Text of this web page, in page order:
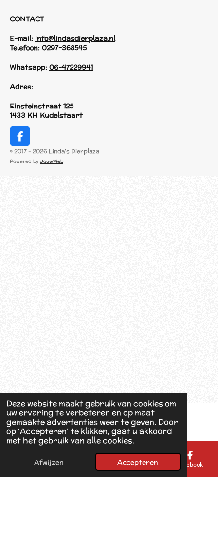
Deze website maakt gebruik van cookies om
uw ervaring te verbeteren en op maat
gemaakte advertenties weer te geven. Door
op ‘Accepteren’ te klikken, gaat u akkoord
met het gebruik van alle cookies.
Afwijzen Accepteren
CONTACT
E-mail: info@lindasdierplaza.nl
Telefoon: 0297-368545
Whatsapp: 06-47229941
Adres:
Einsteinstraat 125
1433 KH Kudelstaart
F
a
c
© 2017 - 2026 Linda's Dierplaza
Powered by JouwWeb
E-mailadres Kaart Facebook